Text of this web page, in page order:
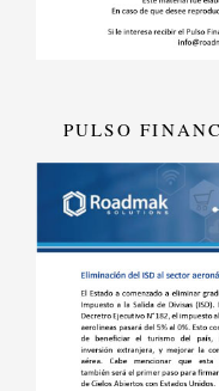
PULSO